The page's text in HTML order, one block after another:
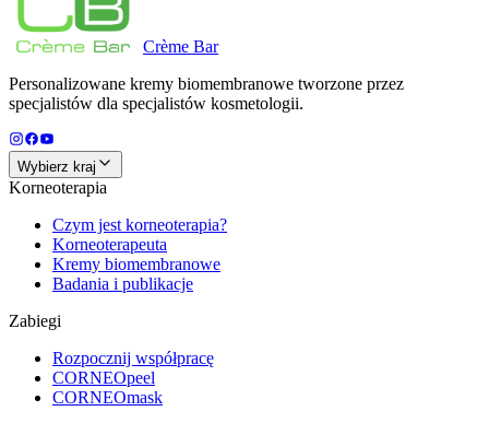
Crème Bar
Personalizowane kremy biomembranowe tworzone przez
specjalistów dla specjalistów kosmetologii.
Wybierz kraj
Korneoterapia
Czym jest korneoterapia?
Korneoterapeuta
Kremy biomembranowe
Badania i publikacje
Zabiegi
Rozpocznij współpracę
CORNEOpeel
CORNEOmask